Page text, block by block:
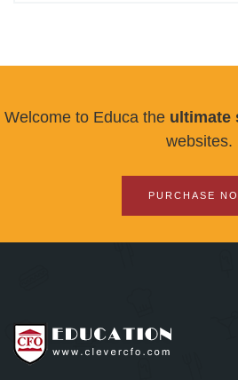
Welcome to Educa the ultimate
websites.
PURCHASE